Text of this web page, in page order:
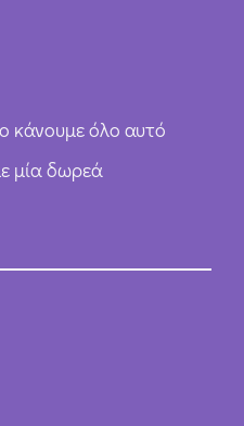
κάνουμε όλο αυτό
μία δωρεά